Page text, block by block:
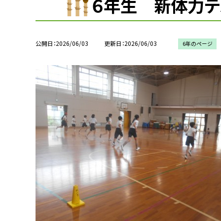
６年生 新体力テ
公開日 2026/06/03 更新日 2026/06/03 6年のページ